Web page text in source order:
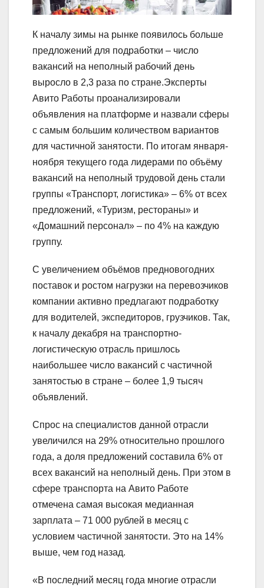
К началу зимы на рынке появилось больше
предложений для подработки – число
вакансий на неполный рабочий день
выросло в 2,3 раза по стране.Эксперты
Авито Работы проанализировали
объявления на платформе и назвали сферы
с самым большим количеством вариантов
для частичной занятости. По итогам января-
ноября текущего года лидерами по объёму
вакансий на неполный трудовой день стали
группы «Транспорт, логистика» – 6% от всех
предложений, «Туризм, рестораны» и
«Домашний персонал» – по 4% на каждую
группу.
С увеличением объёмов предновогодних
поставок и ростом нагрузки на перевозчиков
компании активно предлагают подработку
для водителей, экспедиторов, грузчиков. Так,
к началу декабря на транспортно-
логистическую отрасль пришлось
наибольшее число вакансий с частичной
занятостью в стране – более 1,9 тысяч
объявлений.
Спрос на специалистов данной отрасли
увеличился на 29% относительно прошлого
года, а доля предложений составила 6% от
всех вакансий на неполный день. При этом в
сфере транспорта на Авито Работе
отмечена самая высокая медианная
зарплата – 71 000 рублей в месяц с
условием частичной занятости. Это на 14%
выше, чем год назад.
«В последний месяц года многие отрасли